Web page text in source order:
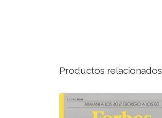
Productos relacionados